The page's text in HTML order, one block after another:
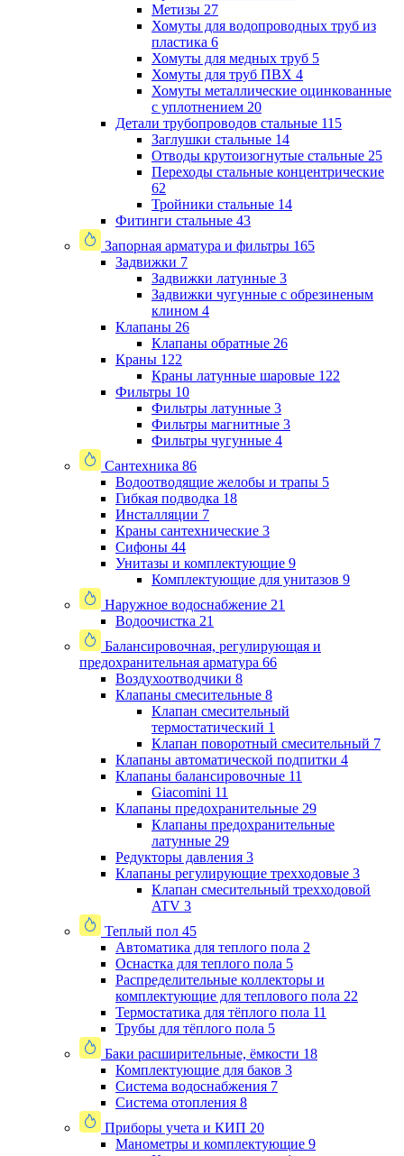
Метизы 27
Хомуты для водопроводных труб из
пластика 6
Хомуты для медных труб 5
Хомуты для труб ПВХ 4
Хомуты металлические оцинкованные
с уплотнением 20
Детали трубопроводов стальные 115
Заглушки стальные 14
Отводы крутоизогнутые стальные 25
Переходы стальные концентрические
62
Тройники стальные 14
Фитинги стальные 43
Запорная арматура и фильтры 165
Задвижки 7
Задвижки латунные 3
Задвижки чугунные с обрезиненым
клином 4
Клапаны 26
Клапаны обратные 26
Краны 122
Краны латунные шаровые 122
Фильтры 10
Фильтры латунные 3
Фильтры магнитные 3
Фильтры чугунные 4
Сантехника 86
Водоотводящие желобы и трапы 5
Гибкая подводка 18
Инсталляции 7
Краны сантехнические 3
Сифоны 44
Унитазы и комплектующие 9
Комплектующие для унитазов 9
Наружное водоснабжение 21
Водоочистка 21
Балансировочная, регулирующая и
предохранительная арматура 66
Воздухоотводчики 8
Клапаны cмесительные 8
Клапан cмесительный
термостатический 1
Клапан поворотный cмесительный 7
Клапаны автоматической подпитки 4
Клапаны балансировочные 11
Giacomini 11
Клапаны предохранительные 29
Клапаны предохранительные
латунные 29
Редукторы давления 3
Клапаны регулирующие трехходовые 3
Клапан смесительный трехходовой
ATV 3
Теплый пол 45
Автоматика для теплого пола 2
Оснастка для теплого пола 5
Распределительные коллекторы и
комплектующие для теплового пола 22
Термостатика для тёплого пола 11
Трубы для тёплого пола 5
Баки расширительные, ёмкости 18
Комплектующие для баков 3
Система водоснабжения 7
Система отопления 8
Приборы учета и КИП 20
Манометры и комплектующие 9